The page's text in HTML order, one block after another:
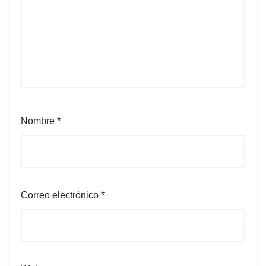
Nombre *
Correo electrónico *